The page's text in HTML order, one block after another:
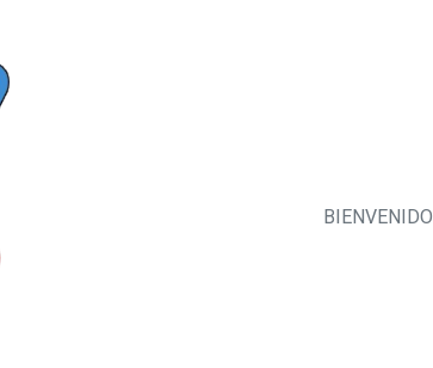
BIENVENIDO